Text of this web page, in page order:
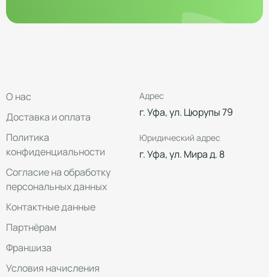
О нас
Доставка и оплата
Политика
конфиденциальности
Согласие на обработку
персональных данных
Контактные данные
Партнёрам
Франшиза
Условия начисления
Адрес
г. Уфа, ул. Цюрупы 79
Юридический адрес
г. Уфа, ул. Мира д. 8